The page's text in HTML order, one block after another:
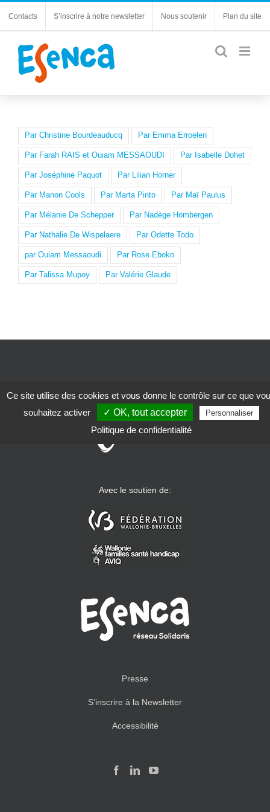
Contacts S’inscrire à notre newsletter Nous soutenir Plan du site
Par Christine Bourdeauducq Par Emma Erroelen
Par Farah RAIS et Ouiam MESSAOUDI Par Isabelle Dohet
Par Joséphine Paquot Par Lilian Horner
Par Manon Cools Par Marta Pinto Par Maï Paulus
Par Mélanie De Schepper Par Nadège Hombergen
Par Nathalie De Wispelaere Par Odette Todo
par Ouiam Messaoudi Par Rose Eboko
Par Talissa Mupoy Par Valérie Glaude
Avec le soutien de:
Presse
S’inscrire à la Newsletter
Accessibilité
Ce site utilise des cookies et vous donne le contrôle sur ce que
souhaitez activer
✓ OK, tout accepter Personnaliser
Politique de confidentialité